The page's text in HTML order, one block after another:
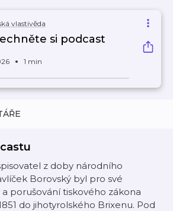
vlastivěda
si podcast
1 min
z doby národního
Borovský byl pro své
porušování tiskového zákona
do jihotyrolského Brixenu. Pod